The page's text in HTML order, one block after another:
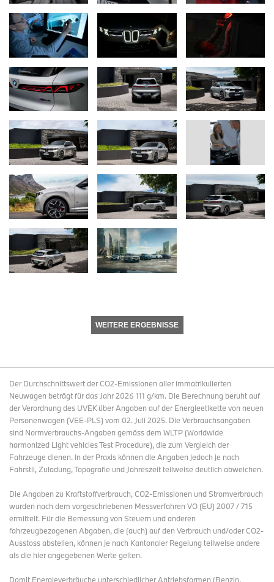
WEITERE ERGEBNISSE
Der Durchschnittswert der CO2-Emissionen aller immatrikulierten
Neuwagen beträgt für das Jahr 2026 111 g/km. Die Berechnung beruht auf
der Verordnung des UVEK über Angaben auf der Energieetikette von neuen
Personenwagen (VEE-PLS) vom 02. Juli 2025. Die Verbrauchsangaben
sind Normverbrauchs-Angaben gemäss dem WLTP (Worldwide
harmonized Light vehicles Test Procedure), die zum Vergleich der
Fahrzeuge dienen. In der Praxis können die Angaben jedoch je nach
Fahrstil, Zuladung, Topografie und Jahreszeit teilweise deutlich abweichen.
Die Angaben zu Kraftstoffverbrauch, CO2-Emissionen und Stromverbrauch
wurden nach dem vorgeschriebenen Messverfahren VO (EU) 2007 / 715
ermittelt. Für die Bemessung von Steuern und anderen
fahrzeugbezogenen Abgaben, die (auch) auf den Verbrauch und/oder CO2-
Ausstoss abstellen, können je nach Kantonaler Regelung teilweise andere
als die hier angegebenen Werte gelten.
Damit Energieverbräuche unterschiedlicher Antriebsformen (Benzin,